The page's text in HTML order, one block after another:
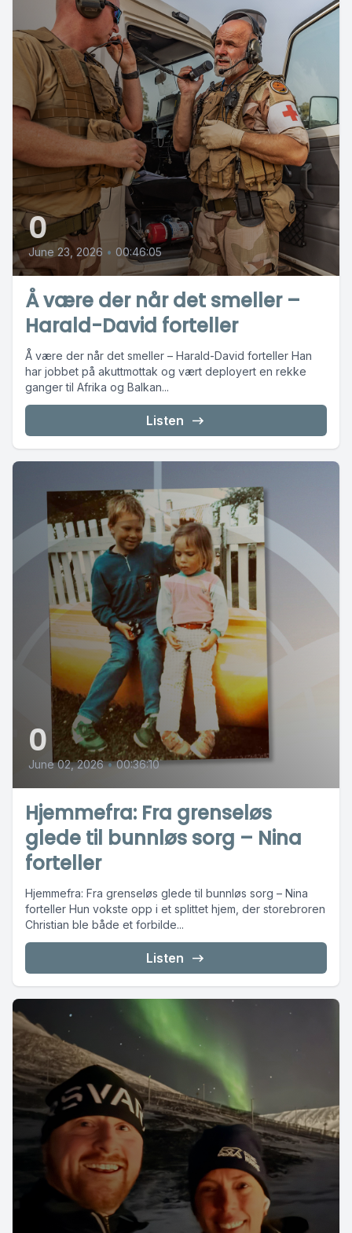
0
June 23, 2026 • 00:46:05
Å være der når det smeller –
Harald-David forteller
Å være der når det smeller – Harald-David forteller Han
har jobbet på akuttmottak og vært deployert en rekke
ganger til Afrika og Balkan...
Listen
0
June 02, 2026 • 00:36:10
Hjemmefra: Fra grenseløs
glede til bunnløs sorg – Nina
forteller
Hjemmefra: Fra grenseløs glede til bunnløs sorg – Nina
forteller Hun vokste opp i et splittet hjem, der storebroren
Christian ble både et forbilde...
Listen